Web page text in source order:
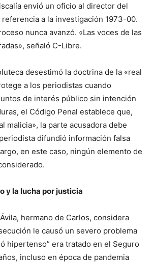
envió un oficio al director del
a la investigación 1973-00.
nunca avanzó. «Las voces de las
señaló C-Libre.
desestimó la doctrina de la «real
a los periodistas cuando
de interés público sin intención
el Código Penal establece que,
malicia», la parte acusadora debe
difundió información falsa
en este caso, ningún elemento de
y la lucha por justicia
hermano de Carlos, considera
le causó un severo problema
hipertenso” era tratado en el Seguro
incluso en época de pandemia